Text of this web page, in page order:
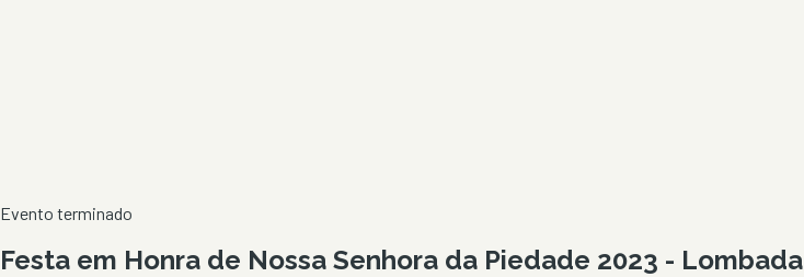
Evento terminado
Festa em Honra de Nossa Senhora da Piedade 2023 - Lombada